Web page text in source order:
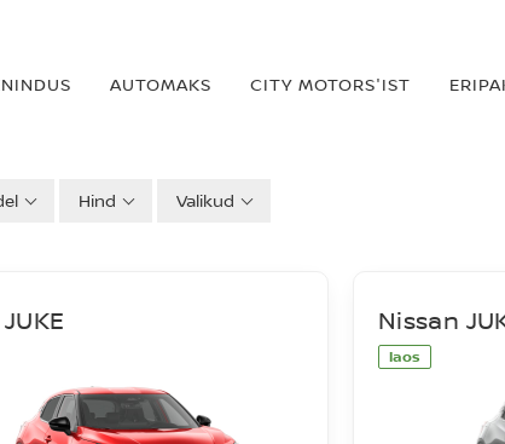
AUTOMAKS CITY MOTORS'IST
Hind Valikud
laos
Nissan